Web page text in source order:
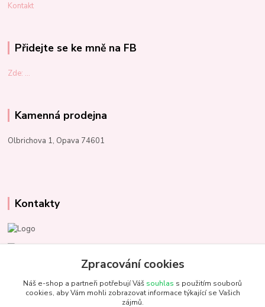
Kontakt
Přidejte se ke mně na FB
Zde: ...
Kamenná prodejna
Olbrichova 1, Opava 74601
Kontakty
Marcela Kupková
+420 731 153 484
info@unezbednychklubicek.cz
Zpracování cookies
Náš e-shop a partneři potřebují Váš souhlas s použitím souborů
cookies, aby Vám mohli zobrazovat informace týkající se Vašich
zájmů.